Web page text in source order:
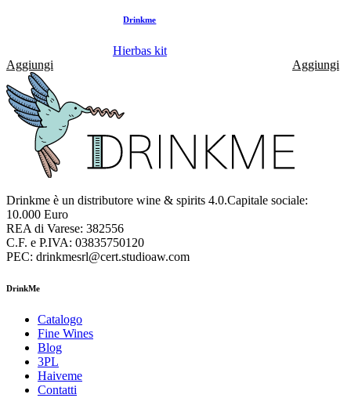
Drinkme
Hierbas kit
Aggiungi
Aggiungi
Drinkme è un distributore wine & spirits 4.0.Capitale sociale:
10.000 Euro
REA di Varese: 382556
C.F. e P.IVA: 03835750120
PEC: drinkmesrl@cert.studioaw.com
DrinkMe
Catalogo
Fine Wines
Blog
3PL
Haiveme
Contatti